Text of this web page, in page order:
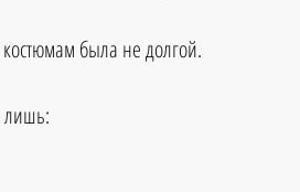
была не долгой.
лишь: